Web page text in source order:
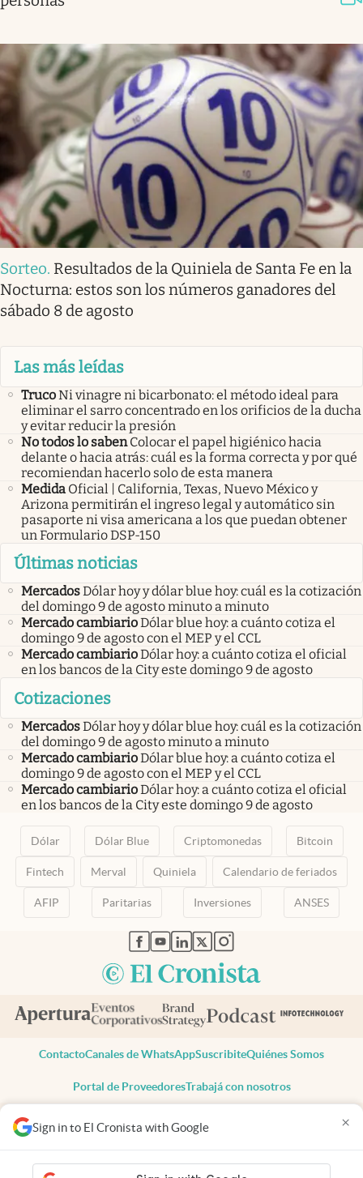
Sign in to El Cronista with Google ×
Sorteo. Resultados de la Quiniela de Santa Fe en la
Nocturna: estos son los números ganadores del
sábado 8 de agosto
Las más leídas
TrucoNi vinagre ni bicarbonato: el método ideal para
eliminar el sarro concentrado en los orificios de la ducha
y evitar reducir la presión
No todos lo saben Colocar el papel higiénico hacia
delante o hacia atrás: cuál es la forma correcta y por qué
recomiendan hacerlo solo de esta manera
Medida Oficial | California, Texas, Nuevo México y
Arizona permitirán el ingreso legal y automático sin
pasaporte ni visa americana a los que puedan obtener
un Formulario DSP-150
Últimas noticias
MercadosDólar hoy y dólar blue hoy: cuál es la cotización
del domingo 9 de agosto minuto a minuto
Mercado cambiarioDólar blue hoy: a cuánto cotiza el
domingo 9 de agosto con el MEP y el CCL
Mercado cambiarioDólar hoy: a cuánto cotiza el oficial
en los bancos de la City este domingo 9 de agosto
Cotizaciones
MercadosDólar hoy y dólar blue hoy: cuál es la cotización
del domingo 9 de agosto minuto a minuto
Mercado cambiarioDólar blue hoy: a cuánto cotiza el
domingo 9 de agosto con el MEP y el CCL
Mercado cambiarioDólar hoy: a cuánto cotiza el oficial
en los bancos de la City este domingo 9 de agosto
Dólar Dólar Blue Criptomonedas Bitcoin
Fintech Merval Quiniela Calendario de feriados
AFIP Paritarias Inversiones ANSES
abre en nueva pestaña
abre en nueva pestaña
abre en nueva pestaña
abre en nueva pestaña
abre en nueva pestaña
ContactoCanales de WhatsAppSuscribiteQuiénes Somos
Portal de ProveedoresTrabajá con nosotros
Todos los derechos reservados
Privacidad